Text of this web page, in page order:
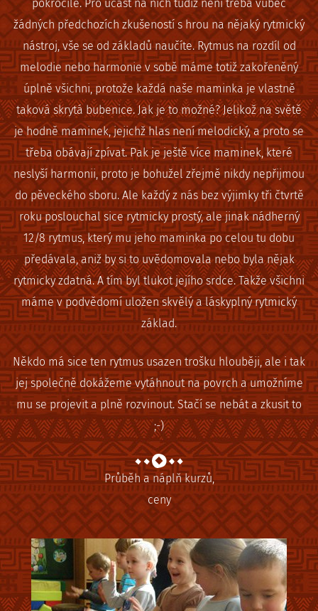
pokročilé. Pro účast na nich tudíž není třeba vůbec
žádných předchozích zkušeností s hrou na nějaký rytmický
nástroj, vše se od základů naučíte. Rytmus na rozdíl od
melodie nebo harmonie v sobě máme totiž zakořeněný
úplně všichni, protože každá naše maminka je vlastně
taková skrytá bubenice. Jak je to možné? Jelikož na světě
je hodně maminek, jejichž hlas není melodický, a proto se
třeba obávají zpívat. Pak je ještě více maminek, které
neslyší harmonii, proto je bohužel zřejmě nikdy nepřijmou
do pěveckého sboru. Ale každý z nás bez výjimky tři čtvrtě
roku poslouchal sice rytmicky prostý, ale jinak nádherný
12/8 rytmus, který mu jeho maminka po celou tu dobu
předávala, aniž by si to uvědomovala nebo byla nějak
rytmicky zdatná. A tím byl tlukot jejího srdce. Takže všichni
máme v podvědomí uložen skvělý a láskyplný rytmický
základ.
Někdo má sice ten rytmus usazen trošku hlouběji, ale i tak
jej společně dokážeme vytáhnout na povrch a umožníme
mu se projevit a plně rozvinout. Stačí se nebát a zkusit to
;-)
Průběh a náplň kurzů,
ceny